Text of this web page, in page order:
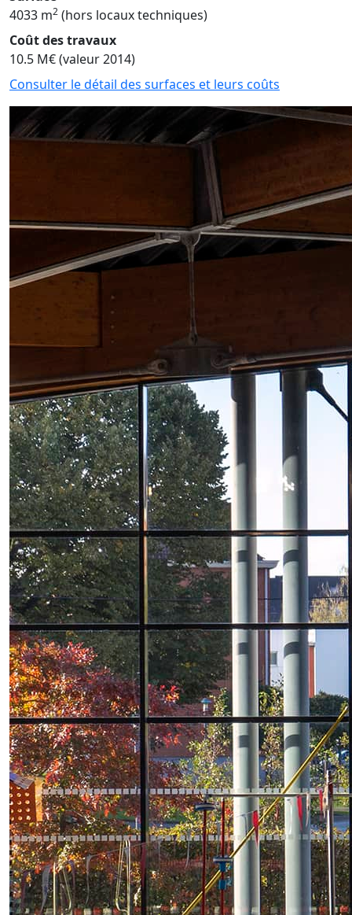
4033 m2 (hors locaux techniques)
Coût des travaux
10.5 M€ (valeur 2014)
Consulter le détail des surfaces et leurs coûts